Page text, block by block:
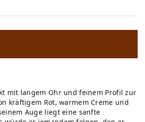
mit langem Ohr und feinem Profil zur
kräftigem Rot, warmem Creme und
Auge liegt eine sanfte